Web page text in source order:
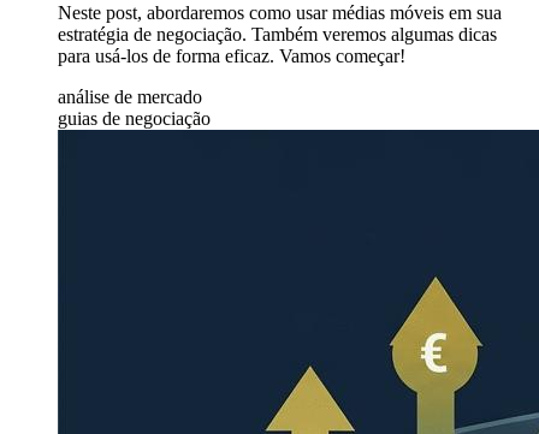
Neste post, abordaremos como usar médias móveis em sua
estratégia de negociação. Também veremos algumas dicas
para usá-los de forma eficaz. Vamos começar!
análise de mercado
guias de negociação